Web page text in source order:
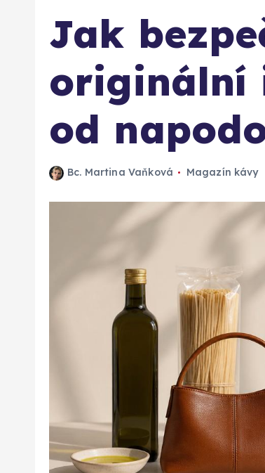
Jak
originální
od
Bc. Martina Vaňková Magazín kávy